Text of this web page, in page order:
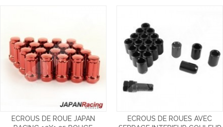
ECROUS DE ROUE JAPAN
ECROUS DE ROUES AVEC